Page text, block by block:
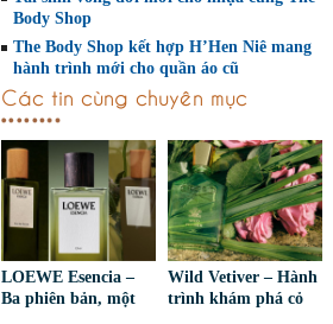
Body Shop
The Body Shop kết hợp H’Hen Niê mang
hành trình mới cho quần áo cũ
Các tin cùng chuyên mục
LOEWE Esencia –
Ba phiên bản, một
Wild Vetiver – Hành
trình khám phá cỏ